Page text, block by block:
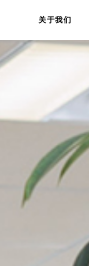
关于我们